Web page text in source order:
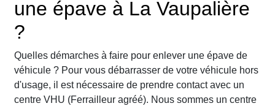
une épave à La Vaupalière
?
Quelles démarches à faire pour enlever une épave de
véhicule ? Pour vous débarrasser de votre véhicule hors
d'usage, il est nécessaire de prendre contact avec un
centre VHU (Ferrailleur agréé). Nous sommes un centre